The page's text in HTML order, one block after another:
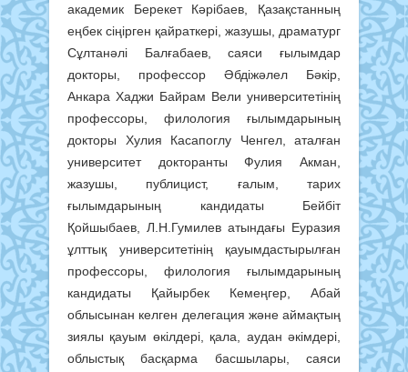
академик Берекет Кәрібаев, Қазақстанның
еңбек сіңірген қайраткері, жазушы, драматург
Сұлтанәлі Балғабаев, саяси ғылымдар
докторы, профессор Әбдіжәлел Бәкір,
Анкара Хаджи Байрам Вели университетінің
профессоры, филология ғылымдарының
докторы Хулия Касапоглу Ченгел, аталған
университет докторанты Фулия Акман,
жазушы, публицист, ғалым, тарих
ғылымдарының кандидаты Бейбіт
Қойшыбаев, Л.Н.Гумилев атындағы Еуразия
ұлттық университетінің қауымдастырылған
профессоры, филология ғылымдарының
кандидаты Қайырбек Кемеңгер, Абай
облысынан келген делегация және аймақтың
зиялы қауым өкілдері, қала, аудан әкімдері,
облыстық басқарма басшылары, саяси